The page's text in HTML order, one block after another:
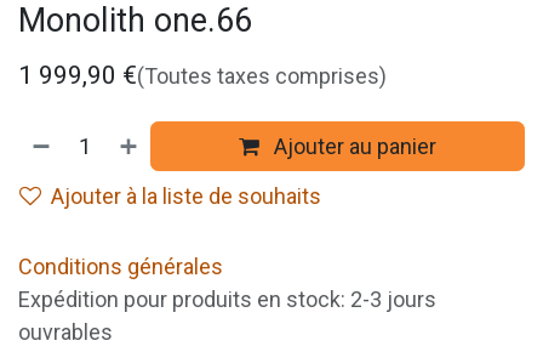
Monolith one.66
1 999,90 €(Toutes taxes comprises)
Ajouter au panier
Ajouter à la liste de souhaits
Conditions générales
Expédition pour produits en stock: 2-3 jours
ouvrables